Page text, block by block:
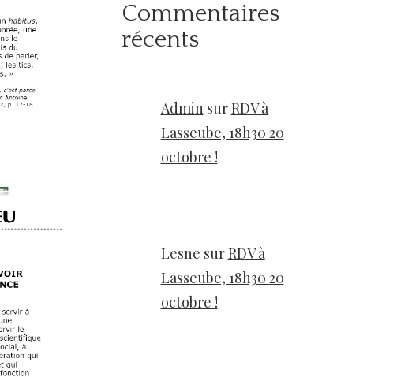
Commentaires
récents
AdminsurRDV à
Lasseube, 18h30 20
octobre !
Lesne surRDV à
Lasseube, 18h30 20
octobre !